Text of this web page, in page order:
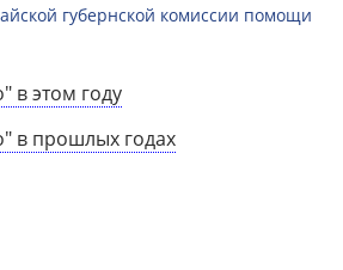
губернской комиссии помощи
в этом году
в прошлых годах